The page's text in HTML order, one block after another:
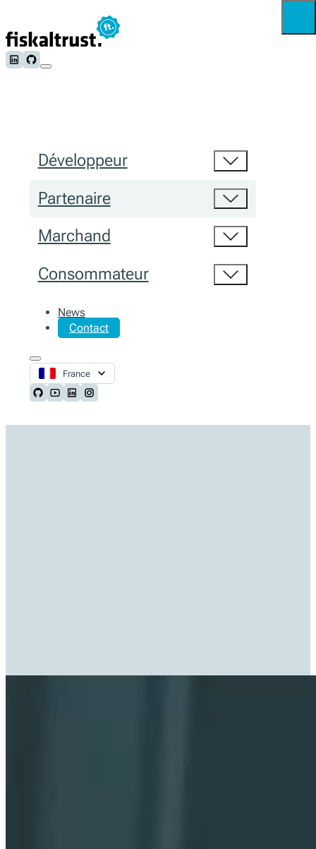
Follow us on LinkedIn
Follow us on Github
Développeur
Partenaire
Marchand
Consommateur
News
Contact
France
Follow us on Github
Follow us on Youtube
Follow us on LinkedIn
Follow us on Instagram